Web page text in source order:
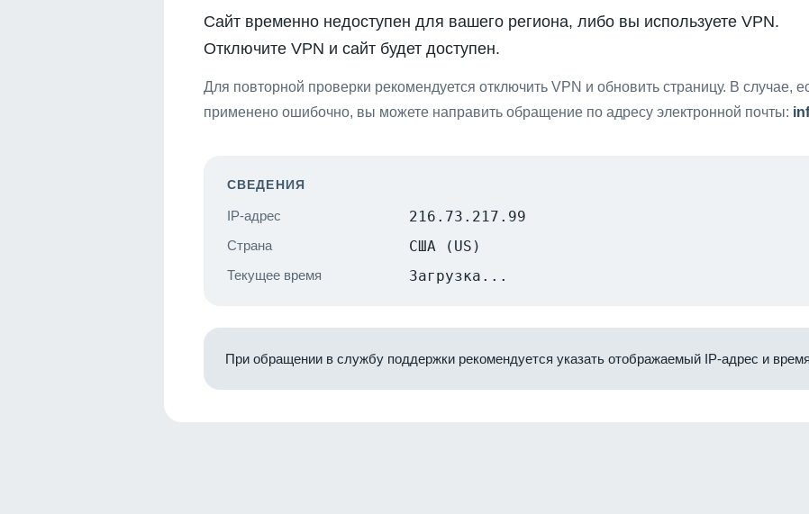
Сайт временно недоступен для вашего региона, либо вы используете VPN.
Отключите VPN и сайт будет доступен.
Для повторной проверки рекомендуется отключить VPN и обновить страницу. В случае,
применено ошибочно, вы можете направить обращение по адресу электронной почты:
СВЕДЕНИЯ
IP-адрес 216.73.217.99
Страна США (US)
Текущее время Загрузка...
При обращении в службу поддержки рекомендуется указать отображаемый IP-адрес и